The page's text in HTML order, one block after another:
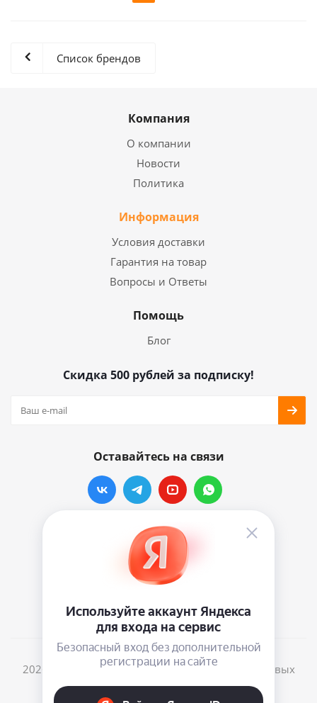
Список брендов
Компания
О компании
Новости
Политика
Информация
Условия доставки
Гарантия на товар
Вопросы и Ответы
Помощь
Блог
Скидка 500 рублей за подписку!
Оставайтесь на связи
Наши контакты
info@vinylmarkt.ru
2026 © Винилмаркт - интернет-магазин виниловых
пластинок